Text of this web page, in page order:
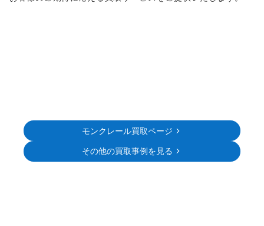
モンクレール買取ページ
その他の買取事例を見る